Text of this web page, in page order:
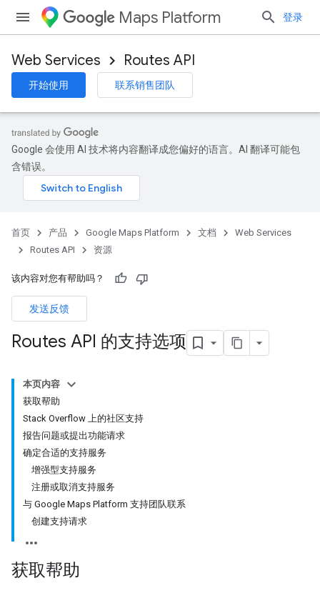
Maps Platform 登录
Web Services Routes API
开始使用 联系销售团队
Google 会使用 AI 技术将内容翻译成您偏好的语言。AI 翻译可能包
含错误。
首页 产品 Google Maps Platform 文档
Web Services
Routes API
资源
该内容对您有帮助吗？
发送反馈
Routes API 的支持选项
本页内容
获取帮助
Stack Overflow 上的社区支持
报告问题或提出功能请求
确定合适的支持服务
增强型支持服务
注册或取消支持服务
与 Google Maps Platform 支持团队联系
创建支持请求
获取帮助